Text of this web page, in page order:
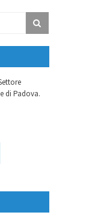
di Padova.